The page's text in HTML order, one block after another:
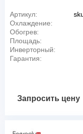
Артикул:
Охлаждение:
Обогрев:
Площадь:
Инверторный:
Гарантия:
Запросить цену